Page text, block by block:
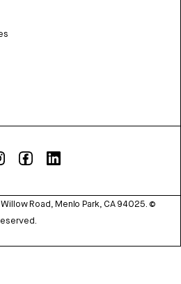
Road, Menlo Park, CA 94025. ©